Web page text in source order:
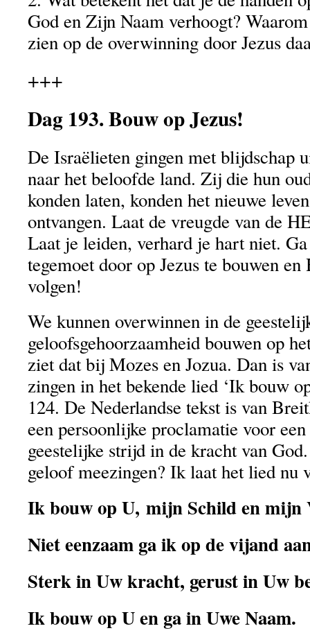
God en Zijn Naam verhoogt?
zien op de overwinning door Jezus
+++
Dag 193. Bouw op Jezus!
De Israëlieten gingen met blijdschap
naar het beloofde land. Zij die hun
konden laten, konden het nieuwe
ontvangen. Laat de vreugde van de
Laat je leiden, verhard je hart niet.
tegemoet door op Jezus te bouwen
volgen!
We kunnen overwinnen in de
geloofsgehoorzaamheid bouwen op
ziet dat bij Mozes en Jozua. Dan is
zingen in het bekende lied ‘Ik bouw
124. De Nederlandse tekst is van
een persoonlijke proclamatie voor
geestelijke strijd in de kracht van
geloof meezingen? Ik laat het lied nu
Ik bouw op U, mijn Schild en mijn
Niet eenzaam ga ik op de vijand
Sterk in Uw kracht, gerust in Uw
Ik bouw op U en ga in Uwe Naam.